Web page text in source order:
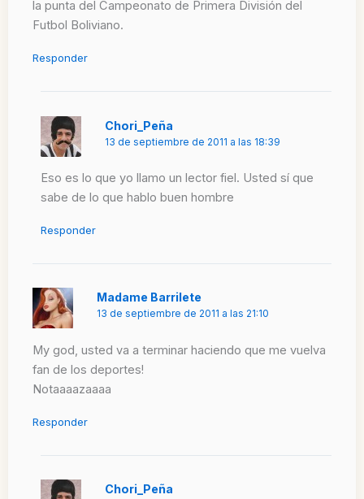
la punta del Campeonato de Primera División del
Futbol Boliviano.
Responder
Chori_Peña
13 de septiembre de 2011 a las 18:39
Eso es lo que yo llamo un lector fiel. Usted sí que
sabe de lo que hablo buen hombre
Responder
Madame Barrilete
13 de septiembre de 2011 a las 21:10
My god, usted va a terminar haciendo que me vuelva
fan de los deportes!
Notaaaazaaaa
Responder
Chori_Peña